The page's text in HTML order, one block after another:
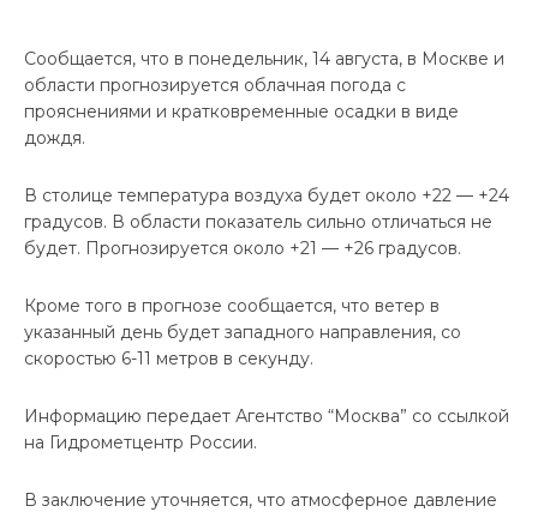
Сообщается, что в понедельник, 14 августа, в Москве и
области прогнозируется облачная погода с
прояснениями и кратковременные осадки в виде
дождя.
В столице температура воздуха будет около +22 — +24
градусов. В области показатель сильно отличаться не
будет. Прогнозируется около +21 — +26 градусов.
Кроме того в прогнозе сообщается, что ветер в
указанный день будет западного направления, со
скоростью 6-11 метров в секунду.
Информацию передает Агентство “Москва” со ссылкой
на Гидрометцентр России.
В заключение уточняется, что атмосферное давление